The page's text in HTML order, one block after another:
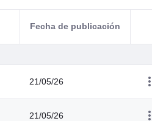
Fecha de publicación
21/05/26
21/05/26